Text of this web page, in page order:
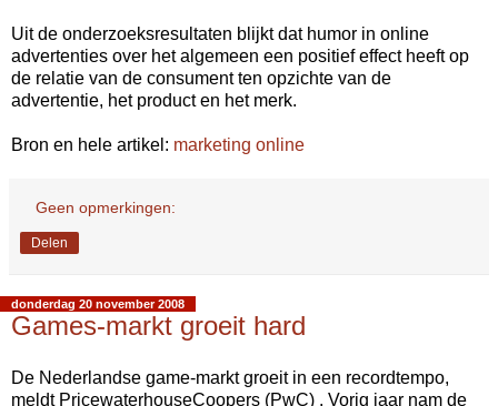
Uit de onderzoeksresultaten blijkt dat humor in online
advertenties over het algemeen een positief effect heeft op
de relatie van de consument ten opzichte van de
advertentie, het product en het merk.
Bron en hele artikel: marketing online
Geen opmerkingen:
Delen
donderdag 20 november 2008
Games-markt groeit hard
De Nederlandse game-markt groeit in een recordtempo,
meldt PricewaterhouseCoopers (PwC) . Vorig jaar nam de